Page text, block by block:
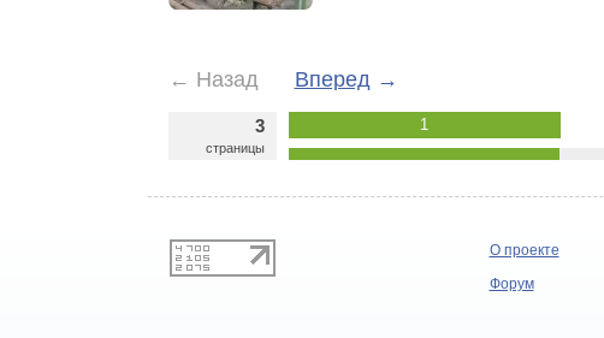
← Назад Вперед→
3
страницы
1
О проекте
Форум